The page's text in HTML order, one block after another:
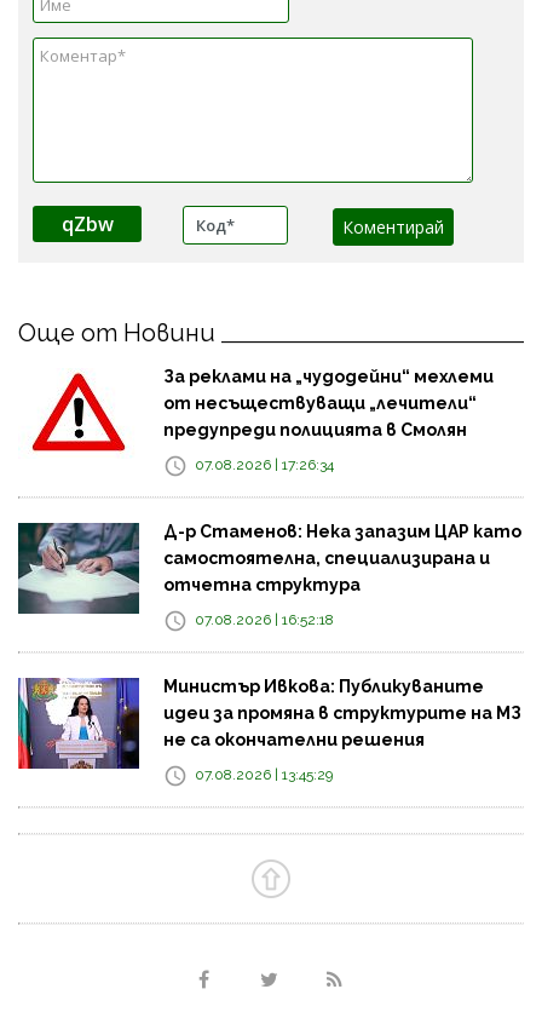
qZbw
Още от Новини
За реклами на „чудодейни“ мехлеми
от несъществуващи „лечители“
предупреди полицията в Смолян
07.08.2026 | 17:26:34
Д-р Стаменов: Нека запазим ЦАР като
самостоятелна, специализирана и
отчетна структура
07.08.2026 | 16:52:18
Министър Ивкова: Публикуваните
идеи за промяна в структурите на МЗ
не са окончателни решения
07.08.2026 | 13:45:29